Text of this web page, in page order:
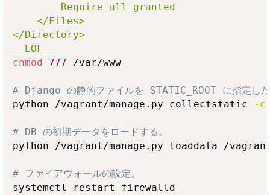
        Require all granted
    </Files>
</Directory>
__EOF__
chmod
777 /var/www
# Django の静的ファイルを STATIC_ROOT に指定した
python /vagrant/manage.py collectstatic
-c
# DB の初期データをロードする。
python /vagrant/manage.py loaddata /
# ファイアウォールの設定。
systemctl restart firewalld